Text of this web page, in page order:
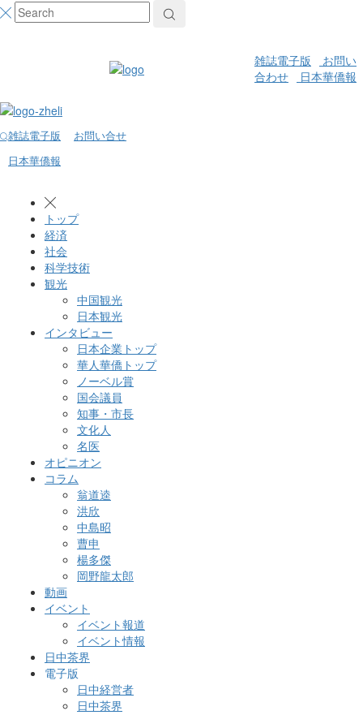
雑誌電子版
お問い
合わせ
日本華僑報
雑誌電子版
お問い合せ
日本華僑報
トップ
経済
社会
科学技術
観光
中国観光
日本観光
インタビュー
日本企業トップ
華人華僑トップ
ノーベル賞
国会議員
知事・市長
文化人
名医
オピニオン
コラム
翁道逵
洪欣
中島昭
曹申
楊多傑
岡野龍太郎
動画
イベント
イベント報道
イベント情報
日中茶界
電子版
日中経営者
日中茶界